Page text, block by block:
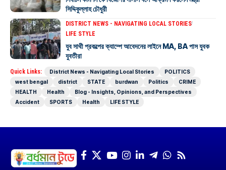
সিদ্দিকুল্লাহ চৌধুরী
DISTRICT NEWS - NAVIGATING LOCAL STORIES
LIFE STYLE
যুব সাথী প্রকল্পের ক্যাম্পে আবেদনের লাইনে MA, BA পাস যুবক
যুবতীরা
Quick Links: District News - Navigating Local Stories
POLITICS
west bengal
district STATE burdwan Politics
CRIME
HEALTH
Health
Blog - Insights, Opinions, and Perspectives
Accident
SPORTS Health LIFE STYLE